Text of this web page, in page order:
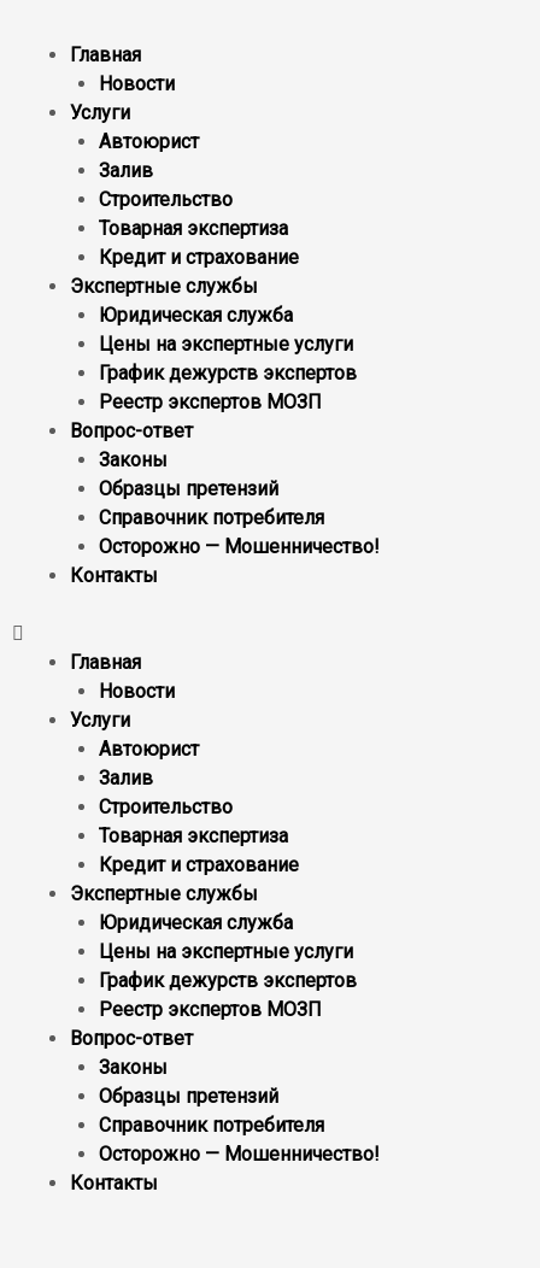
Главная
Новости
Услуги
Автоюрист
Залив
Строительство
Товарная экспертиза
Кредит и страхование
Экспертные службы
Юридическая служба
Цены на экспертные услуги
График дежурств экспертов
Реестр экcпертов МОЗП
Вопрос-ответ
Законы
Образцы претензий
Справочник потребителя
Осторожно — Мошенничество!
Контакты
Главная
Новости
Услуги
Автоюрист
Залив
Строительство
Товарная экспертиза
Кредит и страхование
Экспертные службы
Юридическая служба
Цены на экспертные услуги
График дежурств экспертов
Реестр экcпертов МОЗП
Вопрос-ответ
Законы
Образцы претензий
Справочник потребителя
Осторожно — Мошенничество!
Контакты